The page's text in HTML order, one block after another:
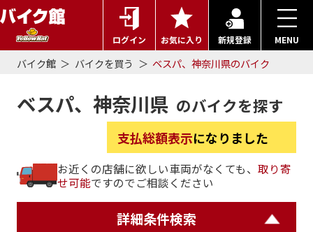
ログイン お気に入り 新規登録 MENU
バイク館 バイクを買う ベスパ、神奈川県のバイク
ベスパ、神奈川県 のバイクを探す
支払総額表示になりました
お近くの店舗に欲しい車両がなくても、取り寄
せ可能ですのでご相談ください
詳細条件検索